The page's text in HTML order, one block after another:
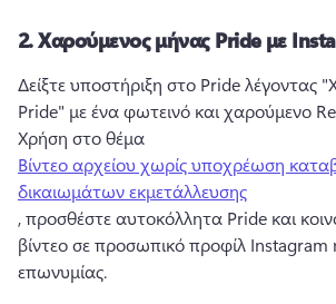
2.Χαρούμενος μήνας Pride με
Δείξτε υποστήριξη στο Pride λέγοντας
Χρήση στο θέμα
Βίντεο αρχείου χωρίς υποχρέωση
δικαιωμάτων εκμετάλλευσης
, προσθέστε αυτοκόλλητα Pride και
βίντεο σε προσωπικό προφίλ Instagram
επωνυμίας.